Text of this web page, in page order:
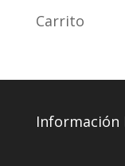
Carrito
Información